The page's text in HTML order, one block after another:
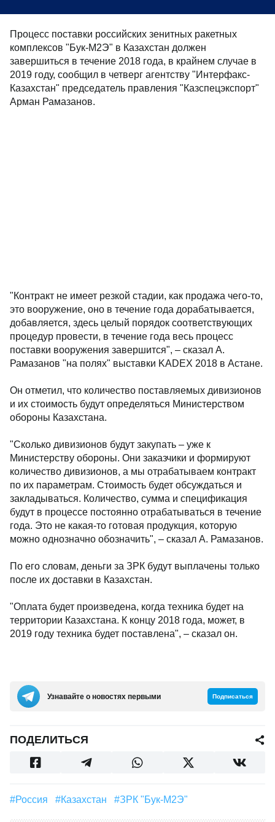
Процесс поставки российских зенитных ракетных
комплексов "Бук-М2Э" в Казахстан должен
завершиться в течение 2018 года, в крайнем случае в
2019 году, сообщил в четверг агентству "Интерфакс-
Казахстан" председатель правления "Казспецэкспорт"
Арман Рамазанов.
"Контракт не имеет резкой стадии, как продажа чего-то,
это вооружение, оно в течение года дорабатывается,
добавляется, здесь целый порядок соответствующих
процедур провести, в течение года весь процесс
поставки вооружения завершится", – сказал А.
Рамазанов "на полях" выставки KADEX 2018 в Астане.
Он отметил, что количество поставляемых дивизионов
и их стоимость будут определяться Министерством
обороны Казахстана.
"Сколько дивизионов будут закупать – уже к
Министерству обороны. Они заказчики и формируют
количество дивизионов, а мы отрабатываем контракт
по их параметрам. Стоимость будет обсуждаться и
закладываться. Количество, сумма и спецификация
будут в процессе постоянно отрабатываться в течение
года. Это не какая-то готовая продукция, которую
можно однозначно обозначить", – сказал А. Рамазанов.
По его словам, деньги за ЗРК будут выплачены только
после их доставки в Казахстан.
"Оплата будет произведена, когда техника будет на
территории Казахстана. К концу 2018 года, может, в
2019 году техника будет поставлена", – сказал он.
Узнавайте о новостях первыми Подписаться
ПОДЕЛИТЬСЯ
#Россия #Казахстан #ЗРК "Бук-М2Э"